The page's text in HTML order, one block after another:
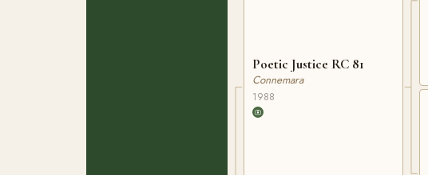
Poetic Justice RC 81
Connemara
1988